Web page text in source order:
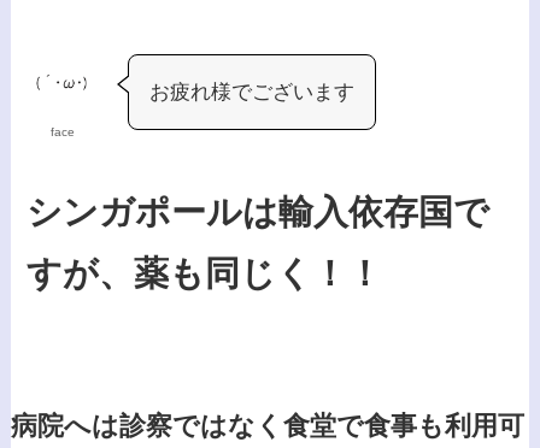
face
お疲れ様でございます
シンガポールは輸入依存国で
すが、薬も同じく！！
病院へは診察ではなく食堂で食事も利用可